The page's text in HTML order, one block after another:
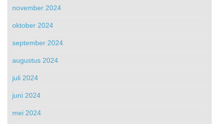
november 2024
oktober 2024
september 2024
augustus 2024
juli 2024
juni 2024
mei 2024